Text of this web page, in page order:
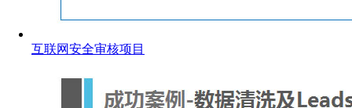
互联网安全审核项目